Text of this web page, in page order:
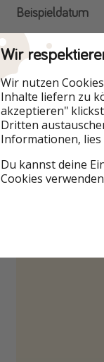
Beispieldatum
Wir
Wir nutzen
Inhalte liefern zu
akzeptieren"
Dritten
Informationen,
Du kannst deine
Cookies